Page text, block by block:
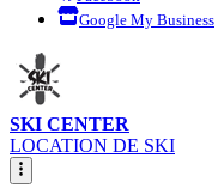
Google My Business
SKI CENTER
LOCATION DE SKI